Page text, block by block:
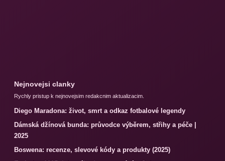
Nejnovejsi clanky
Rychly pristup k nejnovejsim redakcnim aktualizacim.
Diego Maradona: život, smrt a odkaz fotbalové legendy
Dámská džínová bunda: průvodce výběrem, střihy a péče |
2025
Boswena: recenze, slevové kódy a produkty (2025)